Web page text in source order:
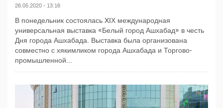
26.05.2020 - 13:16
В понедельник состоялась XIХ международная
универсальная выставка «Белый город Ашхабад» в честь
Дня города Ашхабада. Выставка была организована
совместно с хякимликом города Ашхабада и Торгово-
промышленной...